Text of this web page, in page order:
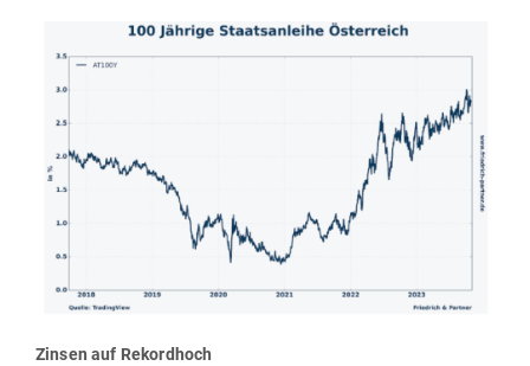
Zinsen auf Rekordhoch